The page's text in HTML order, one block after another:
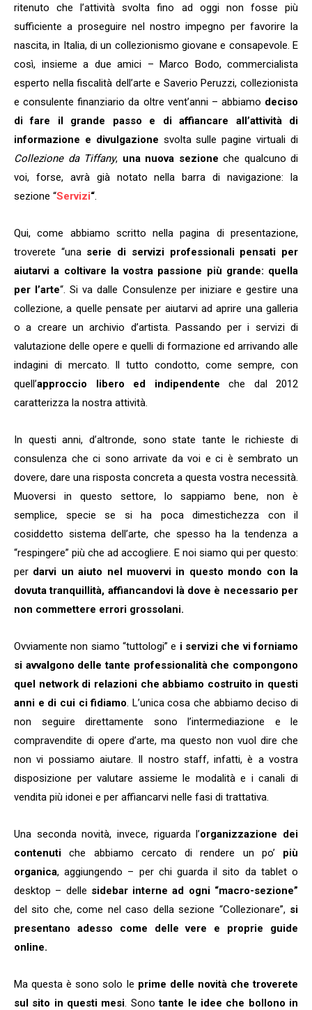
ritenuto che l’attività svolta fino ad oggi non fosse più
sufficiente a proseguire nel nostro impegno per favorire la
nascita, in Italia, di un collezionismo giovane e consapevole. E
così, insieme a due amici – Marco Bodo, commercialista
esperto nella fiscalità dell’arte e Saverio Peruzzi, collezionista
e consulente finanziario da oltre vent’anni – abbiamo deciso
di fare il grande passo e di affiancare all’attività di
informazione e divulgazione svolta sulle pagine virtuali di
Collezione da Tiffany, una nuova sezione che qualcuno di
voi, forse, avrà già notato nella barra di navigazione: la
sezione “Servizi“
Qui, come abbiamo scritto nella pagina di presentazione,
troverete “una serie di servizi professionali pensati per
aiutarvi a coltivare la vostra passione più grande: quella
per l’arte“. Si va dalle Consulenze per iniziare e gestire una
collezione, a quelle pensate per aiutarvi ad aprire una galleria
o a creare un archivio d’artista. Passando per i servizi di
valutazione delle opere e quelli di formazione ed arrivando alle
indagini di mercato. Il tutto condotto, come sempre, con
quell’approccio libero ed indipendente che dal 2012
caratterizza la nostra attività.
In questi anni, d’altronde, sono state tante le richieste di
consulenza che ci sono arrivate da voi e ci è sembrato un
dovere, dare una risposta concreta a questa vostra necessità.
Muoversi in questo settore, lo sappiamo bene, non è
semplice, specie se si ha poca dimestichezza con il
cosiddetto sistema dell’arte, che spesso ha la tendenza a
“respingere” più che ad accogliere. E noi siamo qui per questo:
per darvi un aiuto nel muovervi in questo mondo con la
dovuta tranquillità, affiancandovi là dove è necessario per
non commettere errori grossolani.
Ovviamente non siamo “tuttologi” e i servizi che vi forniamo
si avvalgono delle tante professionalità che compongono
quel network di relazioni che abbiamo costruito in questi
anni e di cui ci fidiamo . L’unica cosa che abbiamo deciso di
non seguire direttamente sono l’intermediazione e le
compravendite di opere d’arte, ma questo non vuol dire che
non vi possiamo aiutare. Il nostro staff, infatti, è a vostra
disposizione per valutare assieme le modalità e i canali di
vendita più idonei e per affiancarvi nelle fasi di trattativa.
Una seconda novità, invece, riguarda l’organizzazione dei
contenuti che abbiamo cercato di rendere un po’ più
organica, aggiungendo – per chi guarda il sito da tablet o
desktop – delle sidebar interne ad ogni “macro-sezione”
del sito che, come nel caso della sezione “Collezionare”, si
presentano adesso come delle vere e proprie guide
online.
Ma questa è sono solo le prime delle novità che troverete
sul sito in questi mesi . Sonotante le idee che bollono in